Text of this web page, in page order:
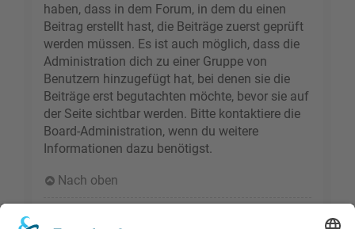
haben, dass in dem Forum, in dem du einen
Beitrag erstellt hast, die Beiträge zuerst geprüft
werden müssen. Es ist auch möglich, dass die
Administration dich zu einer Gruppe von
Benutzern hinzugefügt hat, bei denen sie die
Beiträge erst begutachten möchte, bevor sie auf
der Seite sichtbar werden. Bitte kontaktiere die
Board-Administration, wenn du weitere
Informationen dazu benötigst.
Nach oben